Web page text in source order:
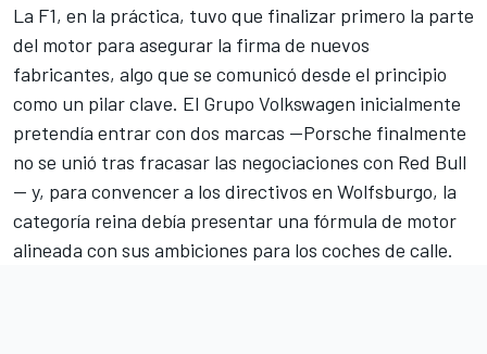
La F1, en la práctica, tuvo que finalizar primero la parte
del motor para asegurar la firma de nuevos
fabricantes, algo que se comunicó desde el principio
como un pilar clave. El Grupo Volkswagen inicialmente
pretendía entrar con dos marcas —Porsche finalmente
no se unió tras fracasar las negociaciones con Red Bull
— y, para convencer a los directivos en Wolfsburgo, la
categoría reina debía presentar una fórmula de motor
alineada con sus ambiciones para los coches de calle.